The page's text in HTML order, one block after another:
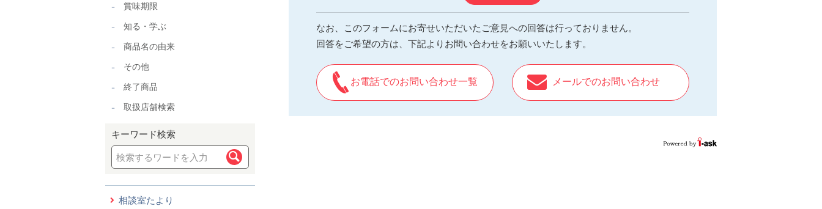
賞味期限
知る・学ぶ
商品名の由来
その他
終了商品
取扱店舗検索
キーワード検索
相談室たより
なお、このフォームにお寄せいただいたご意見への回答は行っておりません。
回答をご希望の方は、下記よりお問い合わせをお願いいたします。
お電話でのお問い合わせ一覧 メールでのお問い合わせ